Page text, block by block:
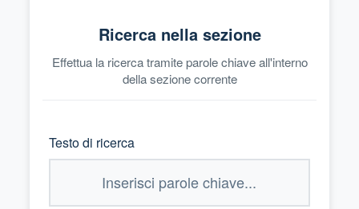
Ricerca nella sezione
Effettua la ricerca tramite parole chiave all'interno
della sezione corrente
Testo di ricerca